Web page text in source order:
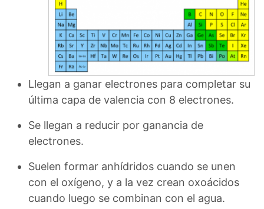
Llegan a ganar electrones para completar su
última capa de valencia con 8 electrones.
Se llegan a reducir por ganancia de
electrones.
Suelen formar anhídridos cuando se unen
con el oxígeno, y a la vez crean oxoácidos
cuando luego se combinan con el agua.